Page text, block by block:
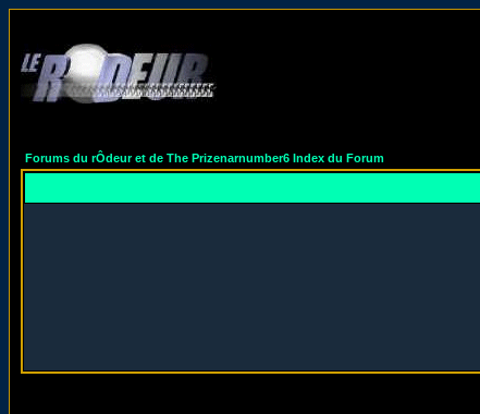
Forums du rÔdeur et de The Prizenarnumber6 Index du Forum